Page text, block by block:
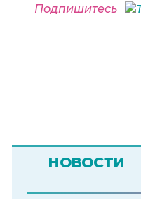
Подпишитесь
НОВОСТИ